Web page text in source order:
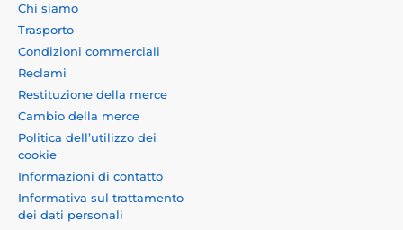
Chi siamo
Trasporto
Condizioni commerciali
Reclami
Restituzione della merce
Cambio della merce
Politica dell’utilizzo dei
cookie
Informazioni di contatto
Informativa sul trattamento
dei dati personali